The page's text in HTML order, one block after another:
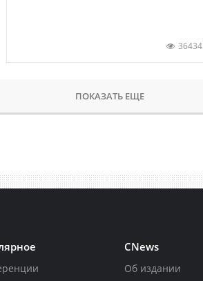
36434
ПОКАЗАТЬ ЕЩЕ
CNews
Об издании